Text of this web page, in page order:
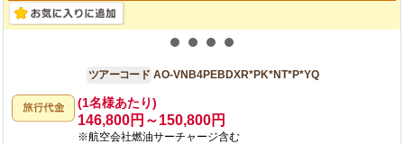
ツアーコード AO-VNB4PEBDXR*PK*NT*P*YQ
(1名様あたり)
146,800円～150,800円
※航空会社燃油サーチャージ含む